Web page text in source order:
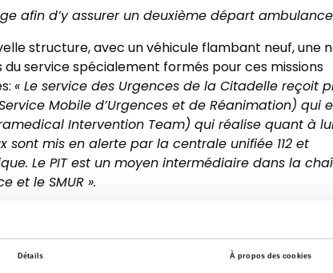
Détails À propos des cookies
afin d’y assurer un deuxième départ ambulance
structure, avec un véhicule flambant neuf, une
service spécialement formés pour ces missions
« Le service des Urgences de la Citadelle reçoit
Mobile d’Urgences et de Réanimation) qui
Intervention Team) qui réalise quant à
sont mis en alerte par la centrale unifiée 112 et
Le PIT est un moyen intermédiaire dans la
et le SMUR ».
d‘un secouriste- ambulancier et d’un infirmier
médicale urgente »,précise Christian Hilkens,
PIT doit contenir tout le matériel